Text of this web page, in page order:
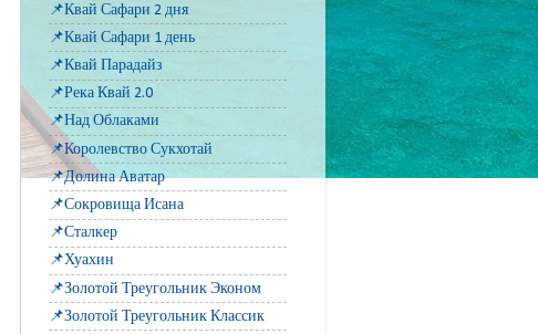
📌Квай Сафари 2 дня
📌Квай Сафари 1 день
📌Квай Парадайз
📌Река Квай 2.0
📌Над Облаками
📌Королевство Сукхотай
📌Долина Аватар
📌Сокровища Исана
📌Сталкер
📌Хуахин
📌Золотой Треугольник Эконом
📌Золотой Треугольник Классик